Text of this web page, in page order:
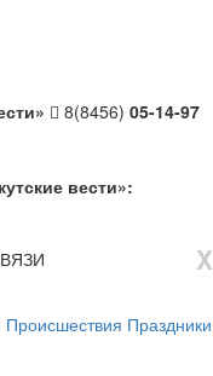
8(8456) 05-14-97
вести»:
X
Происшествия Праздники